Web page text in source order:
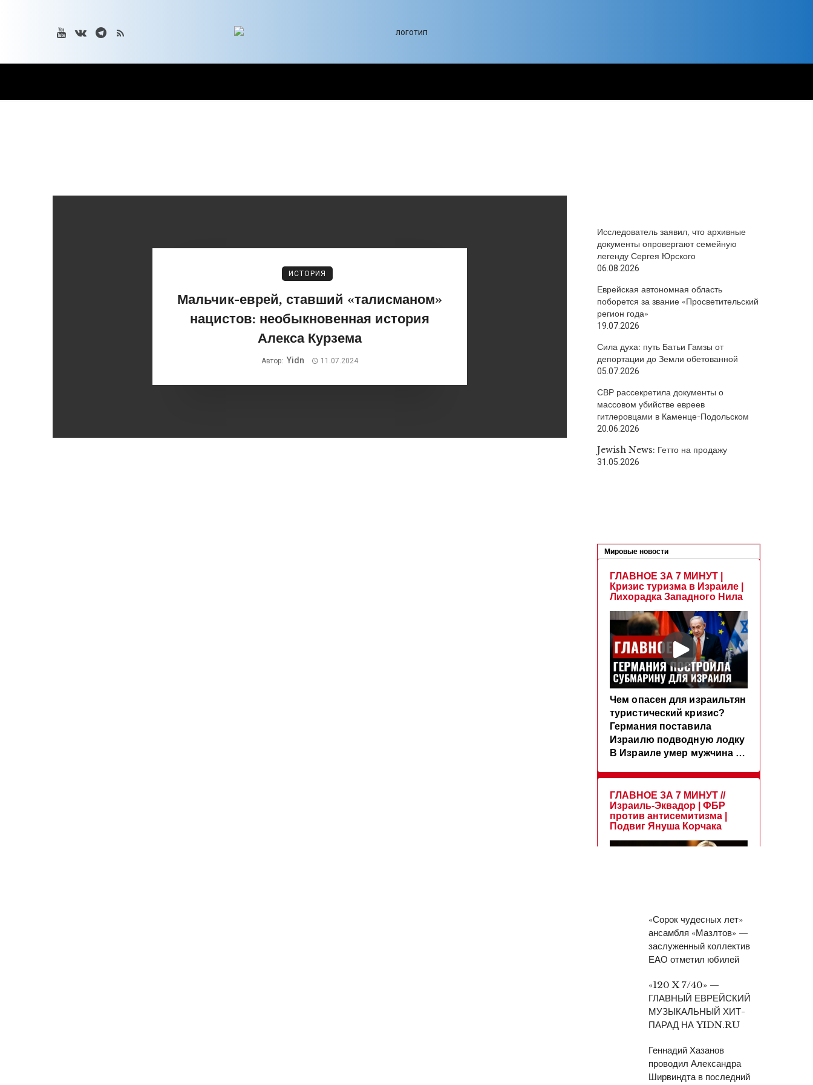
ИСТОРИЯ
Мальчик-еврей, ставший «талисманом»
нацистов: необыкновенная история
Алекса Курзема
Автор: Yidn 11.07.2024
Исследователь заявил, что архивные
документы опровергают семейную
легенду Сергея Юрского
06.08.2026
Еврейская автономная область
поборется за звание «Просветительский
регион года»
19.07.2026
Сила духа: путь Батьи Гамзы от
депортации до Земли обетованной
05.07.2026
СВР рассекретила документы о
массовом убийстве евреев
гитлеровцами в Каменце-Подольском
20.06.2026
Jewish News: Гетто на продажу
31.05.2026
«Сорок чудесных лет»
ансамбля «Мазлтов» —
заслуженный коллектив
ЕАО отметил юбилей
«120 X 7/40» —
ГЛАВНЫЙ ЕВРЕЙСКИЙ
МУЗЫКАЛЬНЫЙ ХИТ-
ПАРАД НА YIDN.RU
Геннадий Хазанов
проводил Александра
Ширвиндта в последний